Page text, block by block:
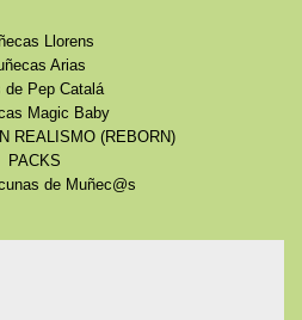
Llorens
Arias
de Pep Catalá
Magic Baby
REALISMO (REBORN)
PACKS
de Muñec@s